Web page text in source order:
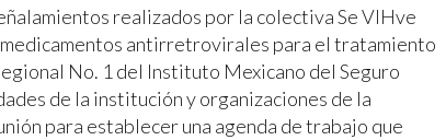
realizados por la colectiva Se VIHve
antirretrovirales para el tratamiento
No. 1 del Instituto Mexicano del Seguro
de la institución y organizaciones de la
para establecer una agenda de trabajo que